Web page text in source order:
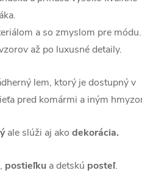
a so zmyslom pre módu.
až po luxusné detaily.
lem, ktorý je dostupný v
pred komármi a iným
ale slúži aj ako dekorácia.
, postieľku a detskú posteľ.